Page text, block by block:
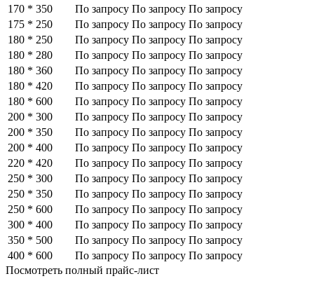
170 * 350
По запросу По запросу По запросу
175 * 250
По запросу По запросу По запросу
180 * 250
По запросу По запросу По запросу
180 * 280
По запросу По запросу По запросу
180 * 360
По запросу По запросу По запросу
180 * 420
По запросу По запросу По запросу
180 * 600
По запросу По запросу По запросу
200 * 300
По запросу По запросу По запросу
200 * 350
По запросу По запросу По запросу
200 * 400
По запросу По запросу По запросу
220 * 420
По запросу По запросу По запросу
250 * 300
По запросу По запросу По запросу
250 * 350
По запросу По запросу По запросу
250 * 600
По запросу По запросу По запросу
300 * 400
По запросу По запросу По запросу
350 * 500
По запросу По запросу По запросу
400 * 600
По запросу По запросу По запросу
Посмотреть полный прайс-лист